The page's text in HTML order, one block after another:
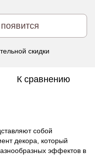
скидки
К сравнению
собой
декора, который
эффектов в